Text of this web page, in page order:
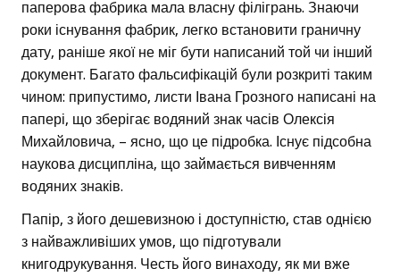
паперова фабрика мала власну філігрань. Знаючи
роки існування фабрик, легко встановити граничну
дату, раніше якої не міг бути написаний той чи інший
документ. Багато фальсифікацій були розкриті таким
чином: припустимо, листи Івана Грозного написані на
папері, що зберігає водяний знак часів Олексія
Михайловича, – ясно, що це підробка. Існує підсобна
наукова дисципліна, що займається вивченням
водяних знаків.
Папір, з його дешевизною і доступністю, став однією
з найважливіших умов, що підготували
книгодрукування. Честь його винаходу, як ми вже